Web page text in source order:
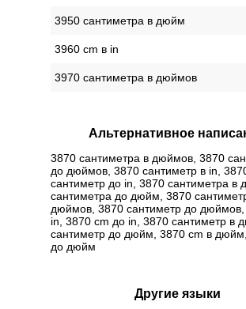
3950 сантиметра в дюйм
3960 cm в in
3970 сантиметра в дюймов
Альтернативное
3870 сантиметра в дюймов, 3870
до дюймов, 3870 сантиметр в in,
сантиметр до in, 3870 сантиметра в
сантиметра до дюйм, 3870
дюймов, 3870 сантиметр до
in, 3870 cm до in, 3870 сантиметр в
сантиметр до дюйм, 3870 cm в
до дюйм
Другие языки